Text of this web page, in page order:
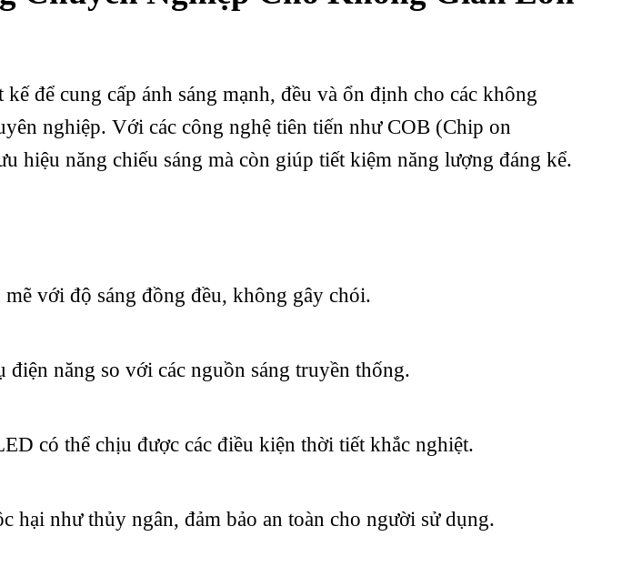
để cung cấp ánh sáng mạnh, đều và ổn định cho các không
nghiệp. Với các công nghệ tiên tiến như COB (Chip on
năng chiếu sáng mà còn giúp tiết kiệm năng lượng đáng kể.
với độ sáng đồng đều, không gây chói.
năng so với các nguồn sáng truyền thống.
có thể chịu được các điều kiện thời tiết khắc nghiệt.
như thủy ngân, đảm bảo an toàn cho người sử dụng.